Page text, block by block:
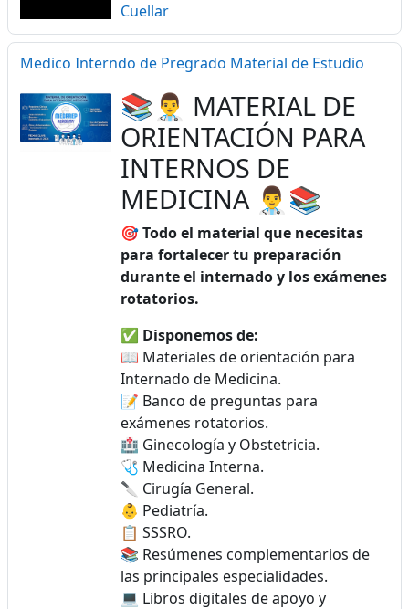
Cuellar
Medico Interndo de Pregrado Material de Estudio
📚👨‍⚕️ MATERIAL DE
ORIENTACIÓN PARA
INTERNOS DE
MEDICINA 👨‍⚕️📚
🎯Todo el material que necesitas
para fortalecer tu preparación
durante el internado y los exámenes
rotatorios.
✅ Disponemos de:
📖 Materiales de orientación para
Internado de Medicina.
📝 Banco de preguntas para
exámenes rotatorios.
🏥 Ginecología y Obstetricia.
🩺 Medicina Interna.
🔪 Cirugía General.
👶 Pediatría.
📋 SSSRO.
📚 Resúmenes complementarios de
las principales especialidades.
💻 Libros digitales de apoyo y